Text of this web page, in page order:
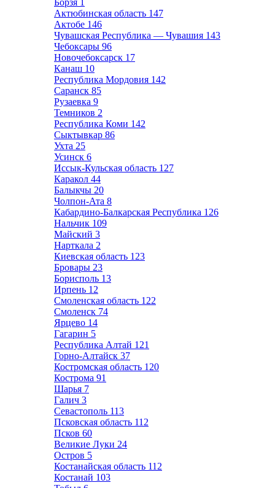
Борзя 1
Актюбинская область 147
Актобе 146
Чувашская Республика — Чувашия 143
Чебоксары 96
Новочебоксарск 17
Канаш 10
Республика Мордовия 142
Саранск 85
Рузаевка 9
Темников 2
Республика Коми 142
Сыктывкар 86
Ухта 25
Усинск 6
Иссык-Кульская область 127
Каракол 44
Балыкчы 20
Чолпон-Ата 8
Кабардино-Балкарская Республика 126
Нальчик 109
Майский 3
Нарткала 2
Киевская область 123
Бровары 23
Борисполь 13
Ирпень 12
Смоленская область 122
Смоленск 74
Ярцево 14
Гагарин 5
Республика Алтай 121
Горно-Алтайск 37
Костромская область 120
Кострома 91
Шарья 7
Галич 3
Севастополь 113
Псковская область 112
Псков 60
Великие Луки 24
Остров 5
Костанайская область 112
Костанай 103